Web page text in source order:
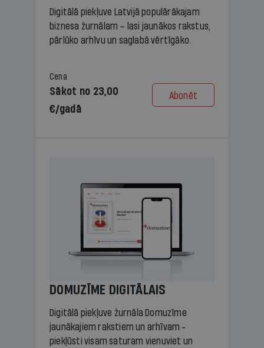
Digitālā piekļuve Latvijā populārākajam
biznesa žurnālam – lasi jaunākos rakstus,
pārlūko arhīvu un saglabā vērtīgāko.
Cena
Sākot no 23,00
€/gadā
Abonēt
DOMUZĪME DIGITĀLAIS
Digitālā piekļuve žurnāla Domuzīme
jaunākajiem rakstiem un arhīvam -
piekļūsti visam saturam vienuviet un